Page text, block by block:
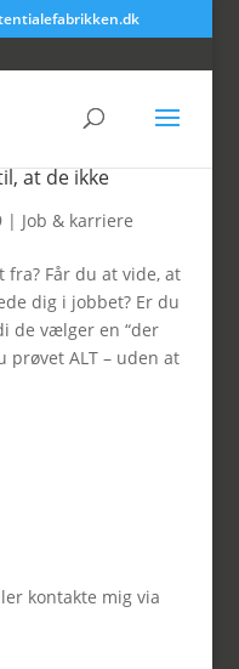
at de ikke
| Job & karriere
Får du at vide, at
dig i jobbet? Er du
de vælger en “der
prøvet ALT – uden at
kontakte mig via